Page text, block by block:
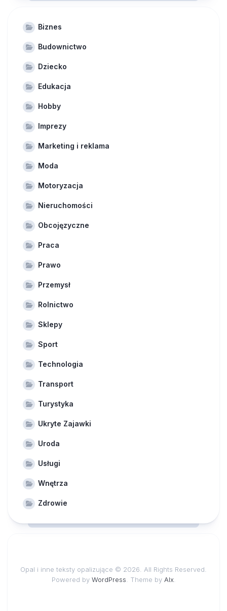
Biznes
Budownictwo
Dziecko
Edukacja
Hobby
Imprezy
Marketing i reklama
Moda
Motoryzacja
Nieruchomości
Obcojęzyczne
Praca
Prawo
Przemysł
Rolnictwo
Sklepy
Sport
Technologia
Transport
Turystyka
Ukryte Zajawki
Uroda
Usługi
Wnętrza
Zdrowie
Opal i inne teksty opalizujące © 2026. All Rights Reserved.
Powered by WordPress . Theme by Alx